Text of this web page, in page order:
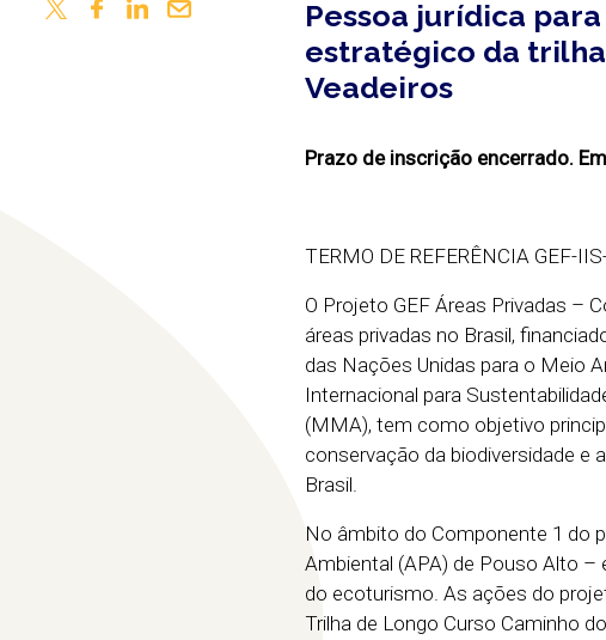
Pessoa jurídica
estratégico da
Veadeiros
Prazo de inscrição encerrado.
TERMO DE REFERÊNCIA GEF-
O Projeto GEF Áreas Privadas –
áreas privadas no Brasil,
das Nações Unidas para o Meio
Internacional para
(MMA), tem como objetivo
conservação da biodiversidade e
Brasil.
No âmbito do Componente 1 do
Ambiental (APA) de Pouso Alto
do ecoturismo. As ações do
Trilha de Longo Curso Caminho